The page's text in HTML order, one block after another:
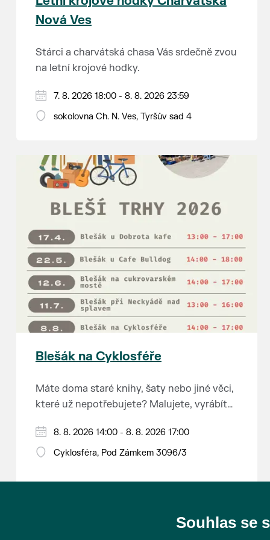
Nová Ves
Stárci a charvátská chasa Vás srdečně zvou
na letní krojové hodky.
PÁTEK 7. srpna
18:00 - ruční stavění máje
14:00 - krojový průvod pro stárky od
hostince “U Buvola”
16:00 - odpolední zábava na sokolovně
21:00 - večerní zábava
K tanci a poslechu bude hrát DH
Lanžhotčané.
Těšíme se na Vás!
7. 8. 2026 18:00 - 8. 8. 2026 23:59
sokolovna Ch. N. Ves, Tyršův sad 4
Blešák na Cyklosféře
Máte doma staré knihy, šaty nebo jiné věci,
které už nepotřebujete? Malujete, vyrábíte
Chcete se zbavit staré sbírky, která
zbytečně leží na půdě? Překáží vám ve
Anebo byste rádi našli poklady za pár
Prodejce prosíme tradičně o příchod 30
8. 8. 2026 14:00 - 8. 8. 2026 17:00
Cyklosféra, Pod Zámkem 3096/3
Souhlas se